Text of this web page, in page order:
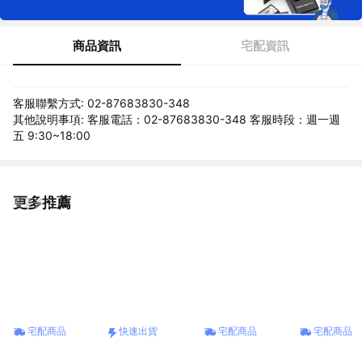
商品資訊 宅配資訊
客服聯繫方式: 02-87683830-348
其他說明事項: 客服電話：02-87683830-348 客服時段：週一週
五 9:30~18:00
更多推薦
看更多
宅配商品
快速出貨
宅配商品
宅配商品